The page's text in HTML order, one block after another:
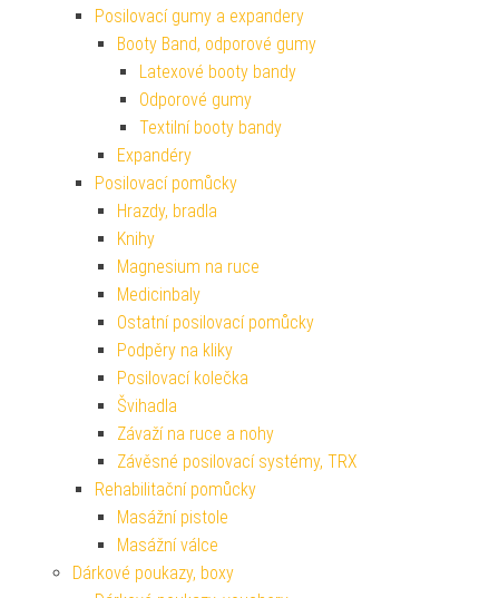
Posilovací gumy a expandery
Booty Band, odporové gumy
Latexové booty bandy
Odporové gumy
Textilní booty bandy
Expandéry
Posilovací pomůcky
Hrazdy, bradla
Knihy
Magnesium na ruce
Medicinbaly
Ostatní posilovací pomůcky
Podpěry na kliky
Posilovací kolečka
Švihadla
Závaží na ruce a nohy
Závěsné posilovací systémy, TRX
Rehabilitační pomůcky
Masážní pistole
Masážní válce
Dárkové poukazy, boxy